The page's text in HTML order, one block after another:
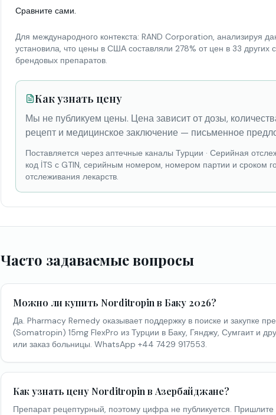
Сравните сами.
Для международного контекста: RAND Corporation, анализируя
установила, что цены в США составляли 278% от цен в 33
брендовых препаратов.
Как узнать цену
Мы не публикуем цены. Цена зависит от дозы,
рецепт и медицинское заключение — письменное
Поставляется через аптечные каналы Турции · Серийная
код İTS с GTIN, серийным номером, номером партии и сроком
отслеживания лекарств.
Часто задаваемые вопросы
Можно ли купить Norditropin в Баку 2026?
Да. Pharmacy Remedy оказывает поддержку в поиске и закупке
(Somatropin) 15mg FlexPro из Турции в Баку, Гянджу, Сумгаит и
или заказ больницы. WhatsApp +44 7429 917553.
Как узнать цену Norditropin в Азербайджане?
Препарат рецептурный, поэтому цифра не публикуется.